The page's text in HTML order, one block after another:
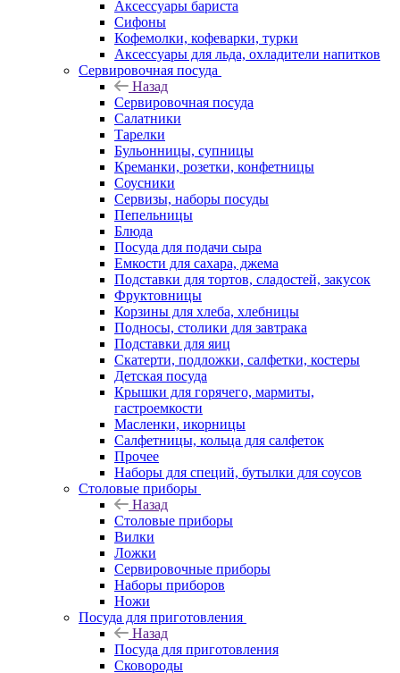
Аксессуары бариста
Сифоны
Кофемолки, кофеварки, турки
Аксессуары для льда, охладители напитков
Сервировочная посуда
Назад
Сервировочная посуда
Салатники
Тарелки
Бульонницы, супницы
Креманки, розетки, конфетницы
Соусники
Сервизы, наборы посуды
Пепельницы
Блюда
Посуда для подачи сыра
Емкости для сахара, джема
Подставки для тортов, сладостей, закусок
Фруктовницы
Корзины для хлеба, хлебницы
Подносы, столики для завтрака
Подставки для яиц
Скатерти, подложки, салфетки, костеры
Детская посуда
Крышки для горячего, мармиты,
гастроемкости
Масленки, икорницы
Салфетницы, кольца для салфеток
Прочее
Наборы для специй, бутылки для соусов
Столовые приборы
Назад
Столовые приборы
Вилки
Ложки
Сервировочные приборы
Наборы приборов
Ножи
Посуда для приготовления
Назад
Посуда для приготовления
Сковороды